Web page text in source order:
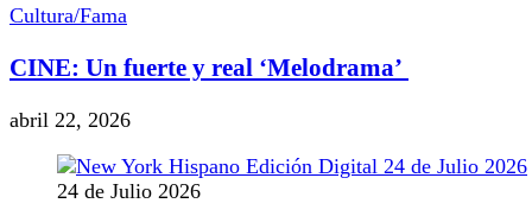
Cultura/Fama
CINE: Un fuerte y real ‘Melodrama’
abril 22, 2026
24 de Julio 2026